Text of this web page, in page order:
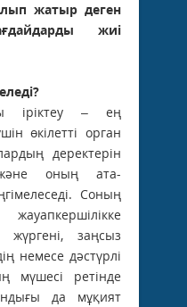
жатыр деген
жиі
іріктеу – ең
өкілетті орган
деректерін
оның ата-
Соның
жүргені, заңсыз
немесе дәстүрлі
мүшесі ретінде
да мұқият